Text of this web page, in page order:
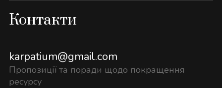
Контакти
karpatium@gmail.com
Пропозиції та поради щодо покращення
ресурсу